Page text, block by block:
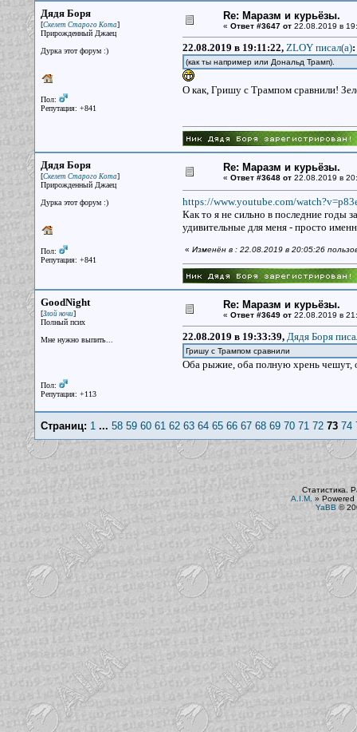
Дядя Боря
[Скелет Старого Кота]
Прирожденный Джаец
Дурка этот форум :)
Пол:
Репутация: +841
Re: Маразм и курьёзы.
« Ответ #3647 от22.08.2019 в
22.08.2019 в 19:11:22, ZLOY писал(a):
(как ты например или Дональд Трамп).
О как, Гришу с Трампом сравнили!
Дядя Боря
[Скелет Старого Кота]
Прирожденный Джаец
Дурка этот форум :)
Пол:
Репутация: +841
Re: Маразм и курьёзы.
« Ответ #3648 от22.08.2019 в
https://www.youtube.com/
Как то я не сильно в последние годы
удивительные для меня - просто
« Изменён в : 22.08.2019 в 20:05:26
GoodNight
[Злой ночи]
Полный псих
Мне нужно выпить...
Пол:
Репутация: +113
Re: Маразм и курьёзы.
« Ответ #3649 от22.08.2019 в
22.08.2019 в 19:33:39, Дядя Боря
Гришу с Трампом сравнили
Оба рыжие, оба полную хрень чешут,
Страниц: 1... 58 59 60 61 62 63 64 65 66 67 68 69 70 71 72 73 74
Статистика.
A.I.M. » Powered
YaBB ©